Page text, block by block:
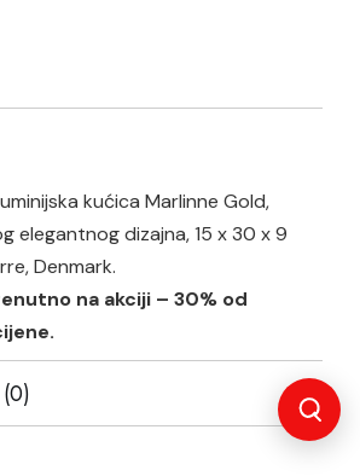
kućica Marlinne Gold,
elegantnog dizajna, 15 x 30 x 9
Denmark.
na akciji – 30% od